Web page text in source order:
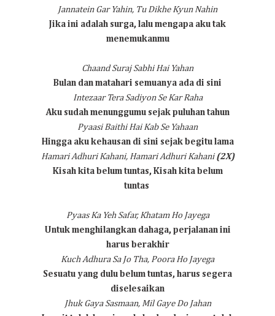
Jannatein Gar Yahin, Tu Dikhe Kyun Nahin
Jika ini adalah surga, lalu mengapa aku tak
menemukanmu
Chaand Suraj Sabhi Hai Yahan
Bulan dan matahari semuanya ada di sini
Intezaar Tera Sadiyon Se Kar Raha
Aku sudah menunggumu sejak puluhan tahun
Pyaasi Baithi Hai Kab Se Yahaan
Hingga aku kehausan di sini sejak begitu lama
Hamari Adhuri Kahani, Hamari Adhuri Kahani(2X)
Kisah kita belum tuntas, Kisah kita belum
tuntas
Pyaas Ka Yeh Safar, Khatam Ho Jayega
Untuk menghilangkan dahaga, perjalanan ini
harus berakhir
Kuch Adhura Sa Jo Tha, Poora Ho Jayega
Sesuatu yang dulu belum tuntas, harus segera
diselesaikan
Jhuk Gaya Sasmaan, Mil Gaye Do Jahan